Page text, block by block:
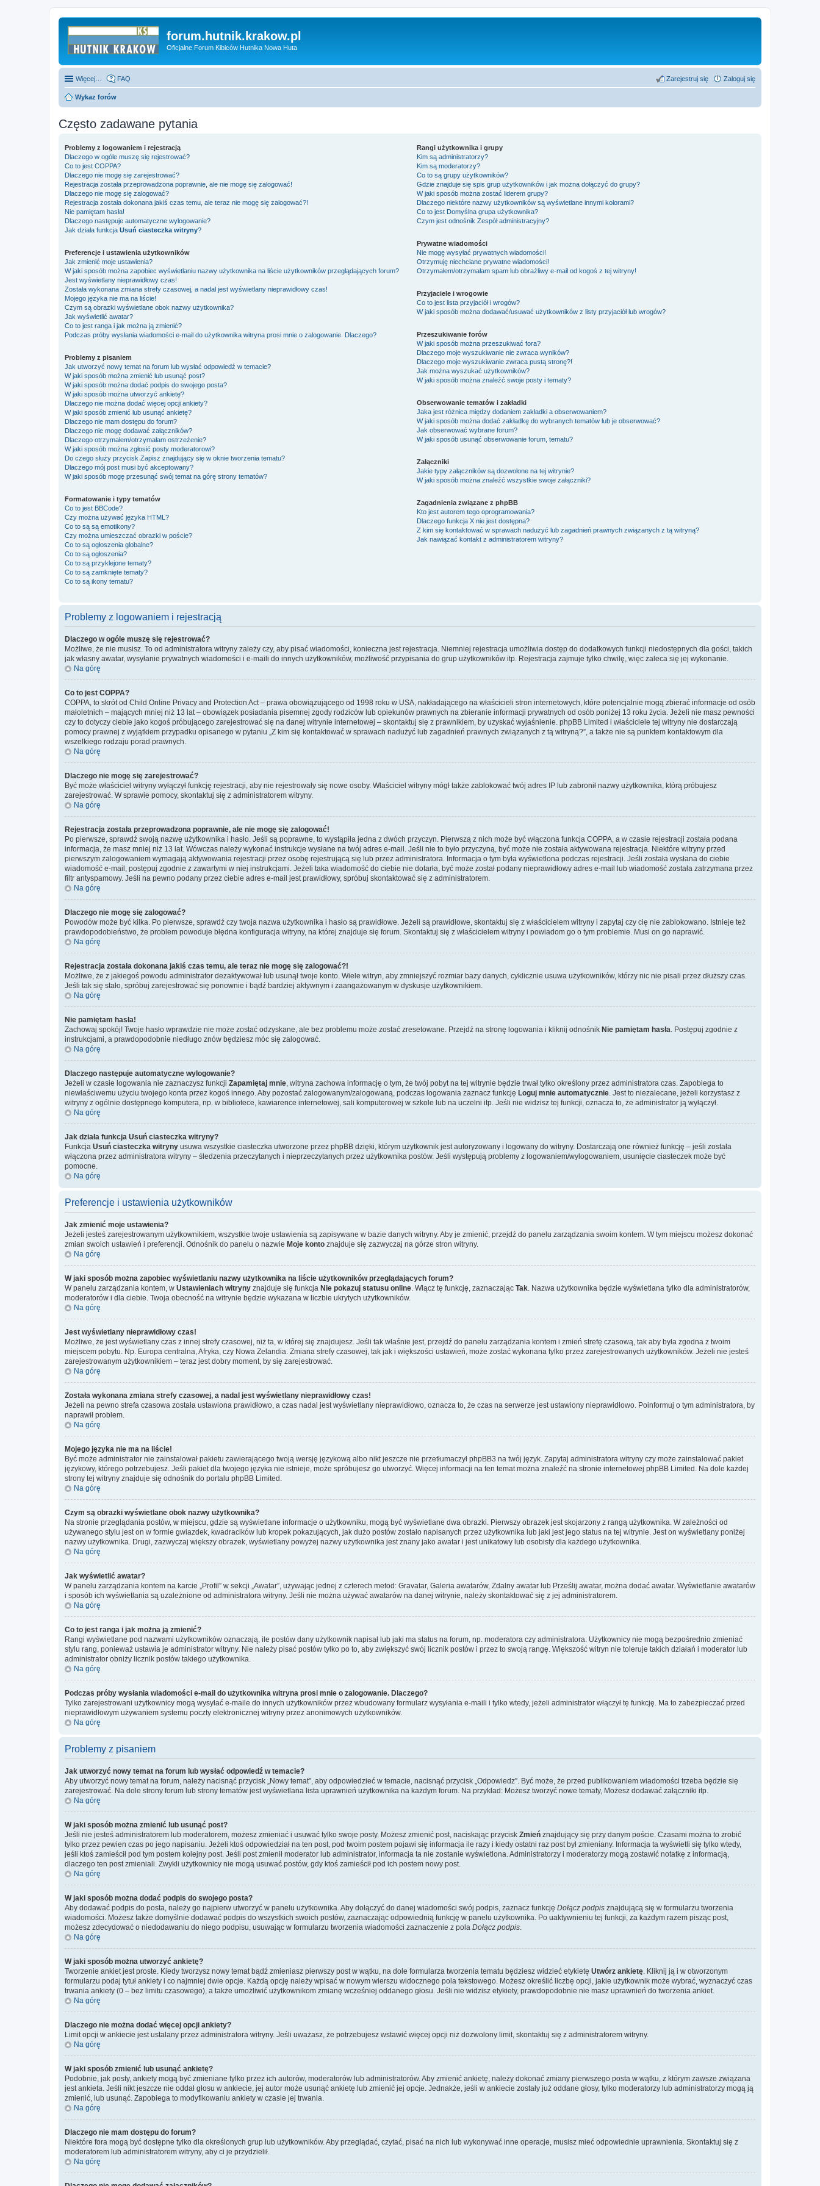
forum.hutnik.krakow.pl
Oficjalne Forum Kibiców Hutnika Nowa Huta
Więcej… FAQ Zaloguj się
Zarejestruj się
Wykaz forów
Często zadawane pytania
Problemy z logowaniem i rejestracją
Dlaczego w ogóle muszę się rejestrować?
Co to jest COPPA?
Dlaczego nie mogę się zarejestrować?
Rejestracja została przeprowadzona poprawnie, ale nie mogę się zalogować!
Dlaczego nie mogę się zalogować?
Rejestracja została dokonana jakiś czas temu, ale teraz nie mogę się zalogować?!
Nie pamiętam hasła!
Dlaczego następuje automatyczne wylogowanie?
Jak działa funkcja Usuń ciasteczka witryny?
Preferencje i ustawienia użytkowników
Jak zmienić moje ustawienia?
W jaki sposób można zapobiec wyświetlaniu nazwy użytkownika na liście użytkowników przeglądających forum?
Jest wyświetlany nieprawidłowy czas!
Została wykonana zmiana strefy czasowej, a nadal jest wyświetlany nieprawidłowy czas!
Mojego języka nie ma na liście!
Czym są obrazki wyświetlane obok nazwy użytkownika?
Jak wyświetlić awatar?
Co to jest ranga i jak można ją zmienić?
Podczas próby wysłania wiadomości e-mail do użytkownika witryna prosi mnie o zalogowanie. Dlaczego?
Problemy z pisaniem
Jak utworzyć nowy temat na forum lub wysłać odpowiedź w temacie?
W jaki sposób można zmienić lub usunąć post?
W jaki sposób można dodać podpis do swojego posta?
W jaki sposób można utworzyć ankietę?
Dlaczego nie można dodać więcej opcji ankiety?
W jaki sposób zmienić lub usunąć ankietę?
Dlaczego nie mam dostępu do forum?
Dlaczego nie mogę dodawać załączników?
Dlaczego otrzymałem/otrzymałam ostrzeżenie?
W jaki sposób można zgłosić posty moderatorowi?
Do czego służy przycisk Zapisz znajdujący się w oknie tworzenia tematu?
Dlaczego mój post musi być akceptowany?
W jaki sposób mogę przesunąć swój temat na górę strony tematów?
Formatowanie i typy tematów
Co to jest BBCode?
Czy można używać języka HTML?
Co to są są emotikony?
Czy można umieszczać obrazki w poście?
Co to są ogłoszenia globalne?
Co to są ogłoszenia?
Co to są przyklejone tematy?
Co to są zamknięte tematy?
Co to są ikony tematu?
Rangi użytkownika i grupy
Kim są administratorzy?
Kim są moderatorzy?
Co to są grupy użytkowników?
Gdzie znajduje się spis grup użytkowników i jak można dołączyć do grupy?
W jaki sposób można zostać liderem grupy?
Dlaczego niektóre nazwy użytkowników są wyświetlane innymi kolorami?
Co to jest Domyślna grupa użytkownika?
Czym jest odnośnikZespół administracyjny?
Prywatne wiadomości
Nie mogę wysyłać prywatnych wiadomości!
Otrzymuję niechciane prywatne wiadomości!
Otrzymałem/otrzymałam spam lub obraźliwy e-mail od kogoś z tej witryny!
Przyjaciele i wrogowie
Co to jest lista przyjaciół i wrogów?
W jaki sposób można dodawać/usuwać użytkowników z listy przyjaciół lub wrogów?
Przeszukiwanie forów
W jaki sposób można przeszukiwać fora?
Dlaczego moje wyszukiwanie nie zwraca wyników?
Dlaczego moje wyszukiwanie zwraca pustą stronę?!
Jak można wyszukać użytkowników?
W jaki sposób można znaleźć swoje posty i tematy?
Obserwowanie tematów i zakładki
Jaka jest różnica między dodaniem zakładki a obserwowaniem?
W jaki sposób można dodać zakładkę do wybranych tematów lub je obserwować?
Jak obserwować wybrane forum?
W jaki sposób usunąć obserwowanie forum, tematu?
Załączniki
Jakie typy załączników są dozwolone na tej witrynie?
W jaki sposób można znaleźć wszystkie swoje załączniki?
Zagadnienia związane z phpBB
Kto jest autorem tego oprogramowania?
Dlaczego funkcja X nie jest dostępna?
Z kim się kontaktować w sprawach nadużyć lub zagadnień prawnych związanych z tą witryną?
Jak nawiązać kontakt z administratorem witryny?
Problemy z logowaniem i rejestracją
Dlaczego w ogóle muszę się rejestrować?
Możliwe, że nie musisz. To od administratora witryny zależy czy, aby pisać wiadomości, konieczna jest rejestracja. Niemniej rejestracja umożliwia dostęp do dodatkowych funkcji niedostępnych dla gości, takich
jak własny awatar, wysyłanie prywatnych wiadomości i e-maili do innych użytkowników, możliwość przypisania do grup użytkowników itp. Rejestracja zajmuje tylko chwilę, więc zaleca się jej wykonanie.
Na górę
Co to jest COPPA?
COPPA, to skrót od Child Online Privacy and Protection Act – prawa obowiązującego od 1998 roku w USA, nakładającego na właścicieli stron internetowych, które potencjalnie mogą zbierać informacje od osób
małoletnich – mających mniej niż 13 lat – obowiązek posiadania pisemnej zgody rodziców lub opiekunów prawnych na zbieranie informacji prywatnych od osób poniżej 13 roku życia. Jeżeli nie masz pewności
czy to dotyczy ciebie jako kogoś próbującego zarejestrować się na danej witrynie internetowej – skontaktuj się z prawnikiem, by uzyskać wyjaśnienie. phpBB Limited i właściciele tej witryny nie dostarczają
pomocy prawnej z wyjątkiem przypadku opisanego w pytaniu „Z kim się kontaktować w sprawach nadużyć lub zagadnień prawnych związanych z tą witryną?”, a także nie są punktem kontaktowym dla
wszelkiego rodzaju porad prawnych.
Na górę
Dlaczego nie mogę się zarejestrować?
Być może właściciel witryny wyłączył funkcję rejestracji, aby nie rejestrowały się nowe osoby. Właściciel witryny mógł także zablokować twój adres IP lub zabronił nazwy użytkownika, którą próbujesz
zarejestrować. W sprawie pomocy, skontaktuj się z administratorem witryny.
Na górę
Rejestracja została przeprowadzona poprawnie, ale nie mogę się zalogować!
Po pierwsze, sprawdź swoją nazwę użytkownika i hasło. Jeśli są poprawne, to wystąpiła jedna z dwóch przyczyn. Pierwszą z nich może być włączona funkcja COPPA, a w czasie rejestracji została podana
informacja, że masz mniej niż 13 lat. Wówczas należy wykonać instrukcje wysłane na twój adres e-mail. Jeśli nie to było przyczyną, być może nie została aktywowana rejestracja. Niektóre witryny przed
pierwszym zalogowaniem wymagają aktywowania rejestracji przez osobę rejestrującą się lub przez administratora. Informacja o tym była wyświetlona podczas rejestracji. Jeśli została wysłana do ciebie
wiadomość e-mail, postępuj zgodnie z zawartymi w niej instrukcjami. Jeżeli taka wiadomość do ciebie nie dotarła, być może został podany nieprawidłowy adres e-mail lub wiadomość została zatrzymana przez
filtr antyspamowy. Jeśli na pewno podany przez ciebie adres e-mail jest prawidłowy, spróbuj skontaktować się z administratorem.
Na górę
Dlaczego nie mogę się zalogować?
Powodów może być kilka. Po pierwsze, sprawdź czy twoja nazwa użytkownika i hasło są prawidłowe. Jeżeli są prawidłowe, skontaktuj się z właścicielem witryny i zapytaj czy cię nie zablokowano. Istnieje też
prawdopodobieństwo, że problem powoduje błędna konfiguracja witryny, na której znajduje się forum. Skontaktuj się z właścicielem witryny i powiadom go o tym problemie. Musi on go naprawić.
Na górę
Rejestracja została dokonana jakiś czas temu, ale teraz nie mogę się zalogować?!
Możliwe, że z jakiegoś powodu administrator dezaktywował lub usunął twoje konto. Wiele witryn, aby zmniejszyć rozmiar bazy danych, cyklicznie usuwa użytkowników, którzy nic nie pisali przez dłuższy czas.
Jeśli tak się stało, spróbuj zarejestrować się ponownie i bądź bardziej aktywnym i zaangażowanym w dyskusje użytkownikiem.
Na górę
Nie pamiętam hasła!
Zachowaj spokój! Twoje hasło wprawdzie nie może zostać odzyskane, ale bez problemu może zostać zresetowane. Przejdź na stronę logowania i kliknij odnośnik Nie pamiętam hasła . Postępuj zgodnie z
instrukcjami, a prawdopodobnie niedługo znów będziesz móc się zalogować.
Na górę
Dlaczego następuje automatyczne wylogowanie?
Jeżeli w czasie logowania nie zaznaczysz funkcji Zapamiętaj mnie , witryna zachowa informację o tym, że twój pobyt na tej witrynie będzie trwał tylko określony przez administratora czas. Zapobiega to
niewłaściwemu użyciu twojego konta przez kogoś innego. Aby pozostać zalogowanym/zalogowaną, podczas logowania zaznacz funkcję Loguj mnie automatycznie . Jest to niezalecane, jeżeli korzystasz z
witryny z ogólnie dostępnego komputera, np. w bibliotece, kawiarence internetowej, sali komputerowej w szkole lub na uczelni itp. Jeśli nie widzisz tej funkcji, oznacza to, że administrator ją wyłączył.
Na górę
Jak działa funkcja Usuń ciasteczka witryny?
Funkcja Usuń ciasteczka witryny usuwa wszystkie ciasteczka utworzone przez phpBB dzięki, którym użytkownik jest autoryzowany i logowany do witryny. Dostarczają one również funkcję – jeśli została
włączona przez administratora witryny – śledzenia przeczytanych i nieprzeczytanych przez użytkownika postów. Jeśli występują problemy z logowaniem/wylogowaniem, usunięcie ciasteczek może być
pomocne.
Na górę
Preferencje i ustawienia użytkowników
Jak zmienić moje ustawienia?
Jeżeli jesteś zarejestrowanym użytkownikiem, wszystkie twoje ustawienia są zapisywane w bazie danych witryny. Aby je zmienić, przejdź do panelu zarządzania swoim kontem. W tym miejscu możesz dokonać
zmian swoich ustawień i preferencji. Odnośnik do panelu o nazwie Moje konto znajduje się zazwyczaj na górze stron witryny.
Na górę
W jaki sposób można zapobiec wyświetlaniu nazwy użytkownika na liście użytkowników przeglądających forum?
W panelu zarządzania kontem, w Ustawieniach witryny znajduje się funkcja Nie pokazuj statusu online . Włącz tę funkcję, zaznaczając Tak . Nazwa użytkownika będzie wyświetlana tylko dla administratorów,
moderatorów i dla ciebie. Twoja obecność na witrynie będzie wykazana w liczbie ukrytych użytkowników.
Na górę
Jest wyświetlany nieprawidłowy czas!
Możliwe, że jest wyświetlany czas z innej strefy czasowej, niż ta, w której się znajdujesz. Jeśli tak właśnie jest, przejdź do panelu zarządzania kontem i zmień strefę czasową, tak aby była zgodna z twoim
miejscem pobytu. Np. Europa centralna, Afryka, czy Nowa Zelandia. Zmiana strefy czasowej, tak jak i większości ustawień, może zostać wykonana tylko przez zarejestrowanych użytkowników. Jeżeli nie jesteś
zarejestrowanym użytkownikiem – teraz jest dobry moment, by się zarejestrować.
Na górę
Została wykonana zmiana strefy czasowej, a nadal jest wyświetlany nieprawidłowy czas!
Jeżeli na pewno strefa czasowa została ustawiona prawidłowo, a czas nadal jest wyświetlany nieprawidłowo, oznacza to, że czas na serwerze jest ustawiony nieprawidłowo. Poinformuj o tym administratora, by
naprawił problem.
Na górę
Mojego języka nie ma na liście!
Być może administrator nie zainstalował pakietu zawierającego twoją wersję językową albo nikt jeszcze nie przetłumaczył phpBB3 na twój język. Zapytaj administratora witryny czy może zainstalować pakiet
językowy, którego potrzebujesz. Jeśli pakiet dla twojego języka nie istnieje, może spróbujesz go utworzyć. Więcej informacji na ten temat można znaleźć na stronie internetowej phpBB Limited. Na dole każdej
strony tej witryny znajduje się odnośnik do portalu phpBB Limited.
Na górę
Czym są obrazki wyświetlane obok nazwy użytkownika?
Na stronie przeglądania postów, w miejscu, gdzie są wyświetlane informacje o użytkowniku, mogą być wyświetlane dwa obrazki. Pierwszy obrazek jest skojarzony z rangą użytkownika. W zależności od
używanego stylu jest on w formie gwiazdek, kwadracików lub kropek pokazujących, jak dużo postów zostało napisanych przez użytkownika lub jaki jest jego status na tej witrynie. Jest on wyświetlany poniżej
nazwy użytkownika. Drugi, zazwyczaj większy obrazek, wyświetlany powyżej nazwy użytkownika jest znany jako awatar i jest unikatowy lub osobisty dla każdego użytkownika.
Na górę
Jak wyświetlić awatar?
W panelu zarządzania kontem na karcie „Profil” w sekcji „Awatar”, używając jednej z czterech metod: Gravatar, Galeria awatarów, Zdalny awatar lub Prześlij awatar, można dodać awatar. Wyświetlanie awatarów
i sposób ich wyświetlania są uzależnione od administratora witryny. Jeśli nie można używać awatarów na danej witrynie, należy skontaktować się z jej administratorem.
Na górę
Co to jest ranga i jak można ją zmienić?
Rangi wyświetlane pod nazwami użytkowników oznaczają, ile postów dany użytkownik napisał lub jaki ma status na forum, np. moderatora czy administratora. Użytkownicy nie mogą bezpośrednio zmieniać
stylu rang, ponieważ ustawia je administrator witryny. Nie należy pisać postów tylko po to, aby zwiększyć swój licznik postów i przez to swoją rangę. Większość witryn nie toleruje takich działań i moderator lub
administrator obniży licznik postów takiego użytkownika.
Na górę
Podczas próby wysłania wiadomości e-mail do użytkownika witryna prosi mnie o zalogowanie. Dlaczego?
Tylko zarejestrowani użytkownicy mogą wysyłać e-maile do innych użytkowników przez wbudowany formularz wysyłania e-maili i tylko wtedy, jeżeli administrator włączył tę funkcję. Ma to zabezpieczać przed
nieprawidłowym używaniem systemu poczty elektronicznej witryny przez anonimowych użytkowników.
Na górę
Problemy z pisaniem
Jak utworzyć nowy temat na forum lub wysłać odpowiedź w temacie?
Aby utworzyć nowy temat na forum, należy nacisnąć przycisk „Nowy temat”, aby odpowiedzieć w temacie, nacisnąć przycisk „Odpowiedz”. Być może, że przed publikowaniem wiadomości trzeba będzie się
zarejestrować. Na dole strony forum lub strony tematów jest wyświetlana lista uprawnień użytkownika na każdym forum. Na przykład: Możesz tworzyć nowe tematy, Możesz dodawać załączniki itp.
Na górę
W jaki sposób można zmienić lub usunąć post?
Jeśli nie jesteś administratorem lub moderatorem, możesz zmieniać i usuwać tylko swoje posty. Możesz zmienić post, naciskając przycisk Zmień znajdujący się przy danym poście. Czasami można to zrobić
tylko przez pewien czas po jego napisaniu. Jeżeli ktoś odpowiedział na ten post, pod twoim postem pojawi się informacja ile razy i kiedy ostatni raz post był zmieniany. Informacja ta wyświetli się tylko wtedy,
jeśli ktoś zamieścił pod tym postem kolejny post. Jeśli post zmienił moderator lub administrator, informacja ta nie zostanie wyświetlona. Administratorzy i moderatorzy mogą zostawić notatkę z informacją,
dlaczego ten post zmieniali. Zwykli użytkownicy nie mogą usuwać postów, gdy ktoś zamieścił pod ich postem nowy post.
Na górę
W jaki sposób można dodać podpis do swojego posta?
Aby dodawać podpis do posta, należy go najpierw utworzyć w panelu użytkownika. Aby dołączyć do danej wiadomości swój podpis, zaznacz funkcję Dołącz podpis znajdującą się w formularzu tworzenia
wiadomości. Możesz także domyślnie dodawać podpis do wszystkich swoich postów, zaznaczając odpowiednią funkcję w panelu użytkownika. Po uaktywnieniu tej funkcji, za każdym razem pisząc post,
możesz zdecydować o niedodawaniu do niego podpisu, usuwając w formularzu tworzenia wiadomości zaznaczenie z pola Dołącz podpis
Na górę
W jaki sposób można utworzyć ankietę?
Tworzenie ankiet jest proste. Kiedy tworzysz nowy temat bądź zmieniasz pierwszy post w wątku, na dole formularza tworzenia tematu będziesz widzieć etykietę Utwórz ankietę . Kliknij ją i w otworzonym
formularzu podaj tytuł ankiety i co najmniej dwie opcje. Każdą opcję należy wpisać w nowym wierszu widocznego pola tekstowego. Możesz określić liczbę opcji, jakie użytkownik może wybrać, wyznaczyć czas
trwania ankiety (0 – bez limitu czasowego), a także umożliwić użytkownikom zmianę wcześniej oddanego głosu. Jeśli nie widzisz etykiety, prawdopodobnie nie masz uprawnień do tworzenia ankiet.
Na górę
Dlaczego nie można dodać więcej opcji ankiety?
Limit opcji w ankiecie jest ustalany przez administratora witryny. Jeśli uważasz, że potrzebujesz wstawić więcej opcji niż dozwolony limit, skontaktuj się z administratorem witryny.
Na górę
W jaki sposób zmienić lub usunąć ankietę?
Podobnie, jak posty, ankiety mogą być zmieniane tylko przez ich autorów, moderatorów lub administratorów. Aby zmienić ankietę, należy dokonać zmiany pierwszego posta w wątku, z którym zawsze związana
jest ankieta. Jeśli nikt jeszcze nie oddał głosu w ankiecie, jej autor może usunąć ankietę lub zmienić jej opcje. Jednakże, jeśli w ankiecie zostały już oddane głosy, tylko moderatorzy lub administratorzy mogą ją
zmienić, lub usunąć. Zapobiega to modyfikowaniu ankiety w czasie jej trwania.
Na górę
Dlaczego nie mam dostępu do forum?
Niektóre fora mogą być dostępne tylko dla określonych grup lub użytkowników. Aby przeglądać, czytać, pisać na nich lub wykonywać inne operacje, musisz mieć odpowiednie uprawnienia. Skontaktuj się z
moderatorem lub administratorem witryny, aby ci je przydzielił.
Na górę